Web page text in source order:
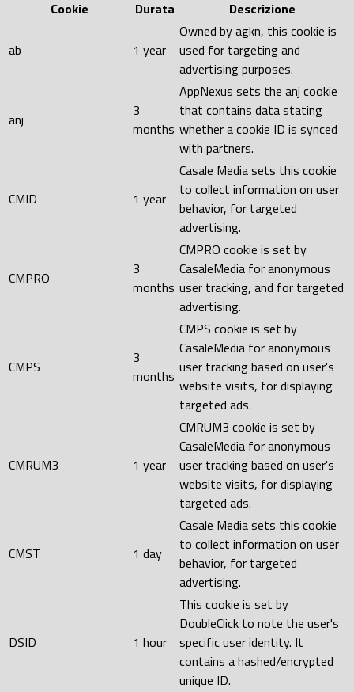
Cookie
Durata Descrizione
ab 1 year
Owned by agkn, this cookie is
used for targeting and
advertising purposes.
anj
3
months
AppNexus sets the anj cookie
that contains data stating
whether a cookie ID is synced
with partners.
CMID 1 year
Casale Media sets this cookie
to collect information on user
behavior, for targeted
advertising.
CMPRO
3
months
CMPRO cookie is set by
CasaleMedia for anonymous
user tracking, and for targeted
advertising.
CMPS
3
months
CMPS cookie is set by
CasaleMedia for anonymous
user tracking based on user's
website visits, for displaying
targeted ads.
CMRUM3 1 year
CMRUM3 cookie is set by
CasaleMedia for anonymous
user tracking based on user's
website visits, for displaying
targeted ads.
CMST 1 day
Casale Media sets this cookie
to collect information on user
behavior, for targeted
advertising.
DSID 1 hour
This cookie is set by
DoubleClick to note the user's
specific user identity. It
contains a hashed/encrypted
unique ID.